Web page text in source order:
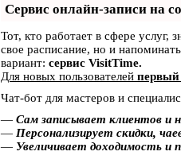
Сервис онлайн-записи на
Тот, кто работает в сфере услуг,
свое расписание, но и
вариант: сервис VisitTime.
Для новых пользователей первый
Чат-бот для мастеров и
— Сам записывает клиентов и
— Персонализирует скидки,
— Увеличивает доходимость и